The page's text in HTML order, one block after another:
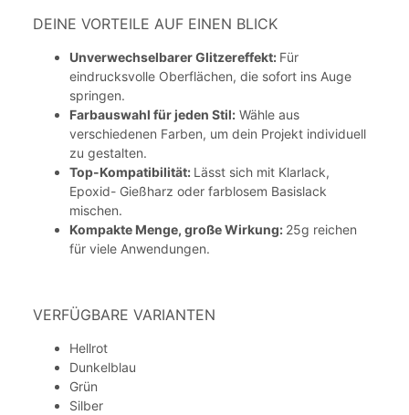
DEINE VORTEILE AUF EINEN BLICK
Unverwechselbarer Glitzereffekt: Für
eindrucksvolle Oberflächen, die sofort ins Auge
springen.
Farbauswahl für jeden Stil: Wähle aus
verschiedenen Farben, um dein Projekt individuell
zu gestalten.
Top-Kompatibilität: Lässt sich mit Klarlack,
Epoxid- Gießharz oder farblosem Basislack
mischen.
Kompakte Menge, große Wirkung: 25g reichen
für viele Anwendungen.
VERFÜGBARE VARIANTEN
Hellrot
Dunkelblau
Grün
Silber